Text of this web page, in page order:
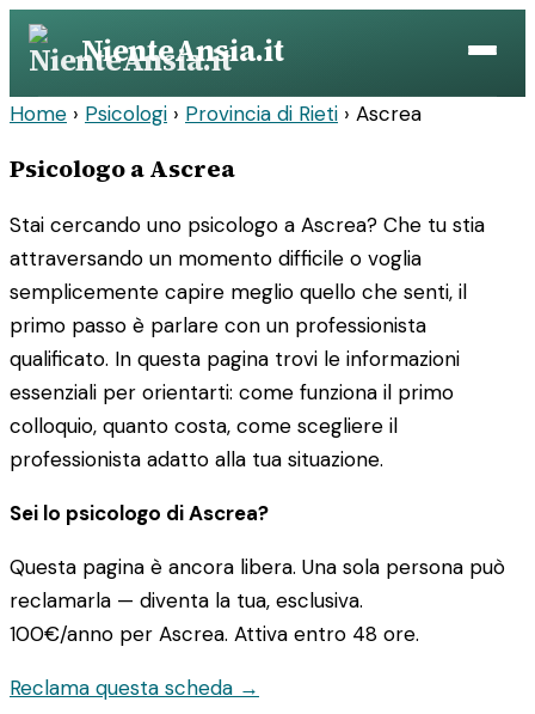
Vai
contenuto
NienteAnsia.it
Home › Psicologi › Provincia di Rieti › Ascrea
Psicologo a Ascrea
Stai cercando uno psicologo a Ascrea? Che tu stia
attraversando un momento difficile o voglia
semplicemente capire meglio quello che senti, il
primo passo è parlare con un professionista
qualificato. In questa pagina trovi le informazioni
essenziali per orientarti: come funziona il primo
colloquio, quanto costa, come scegliere il
professionista adatto alla tua situazione.
Sei lo psicologo di Ascrea?
Questa pagina è ancora libera. Una sola persona può
reclamarla — diventa la tua, esclusiva.
100€/anno per Ascrea. Attiva entro 48 ore.
Reclama questa scheda →